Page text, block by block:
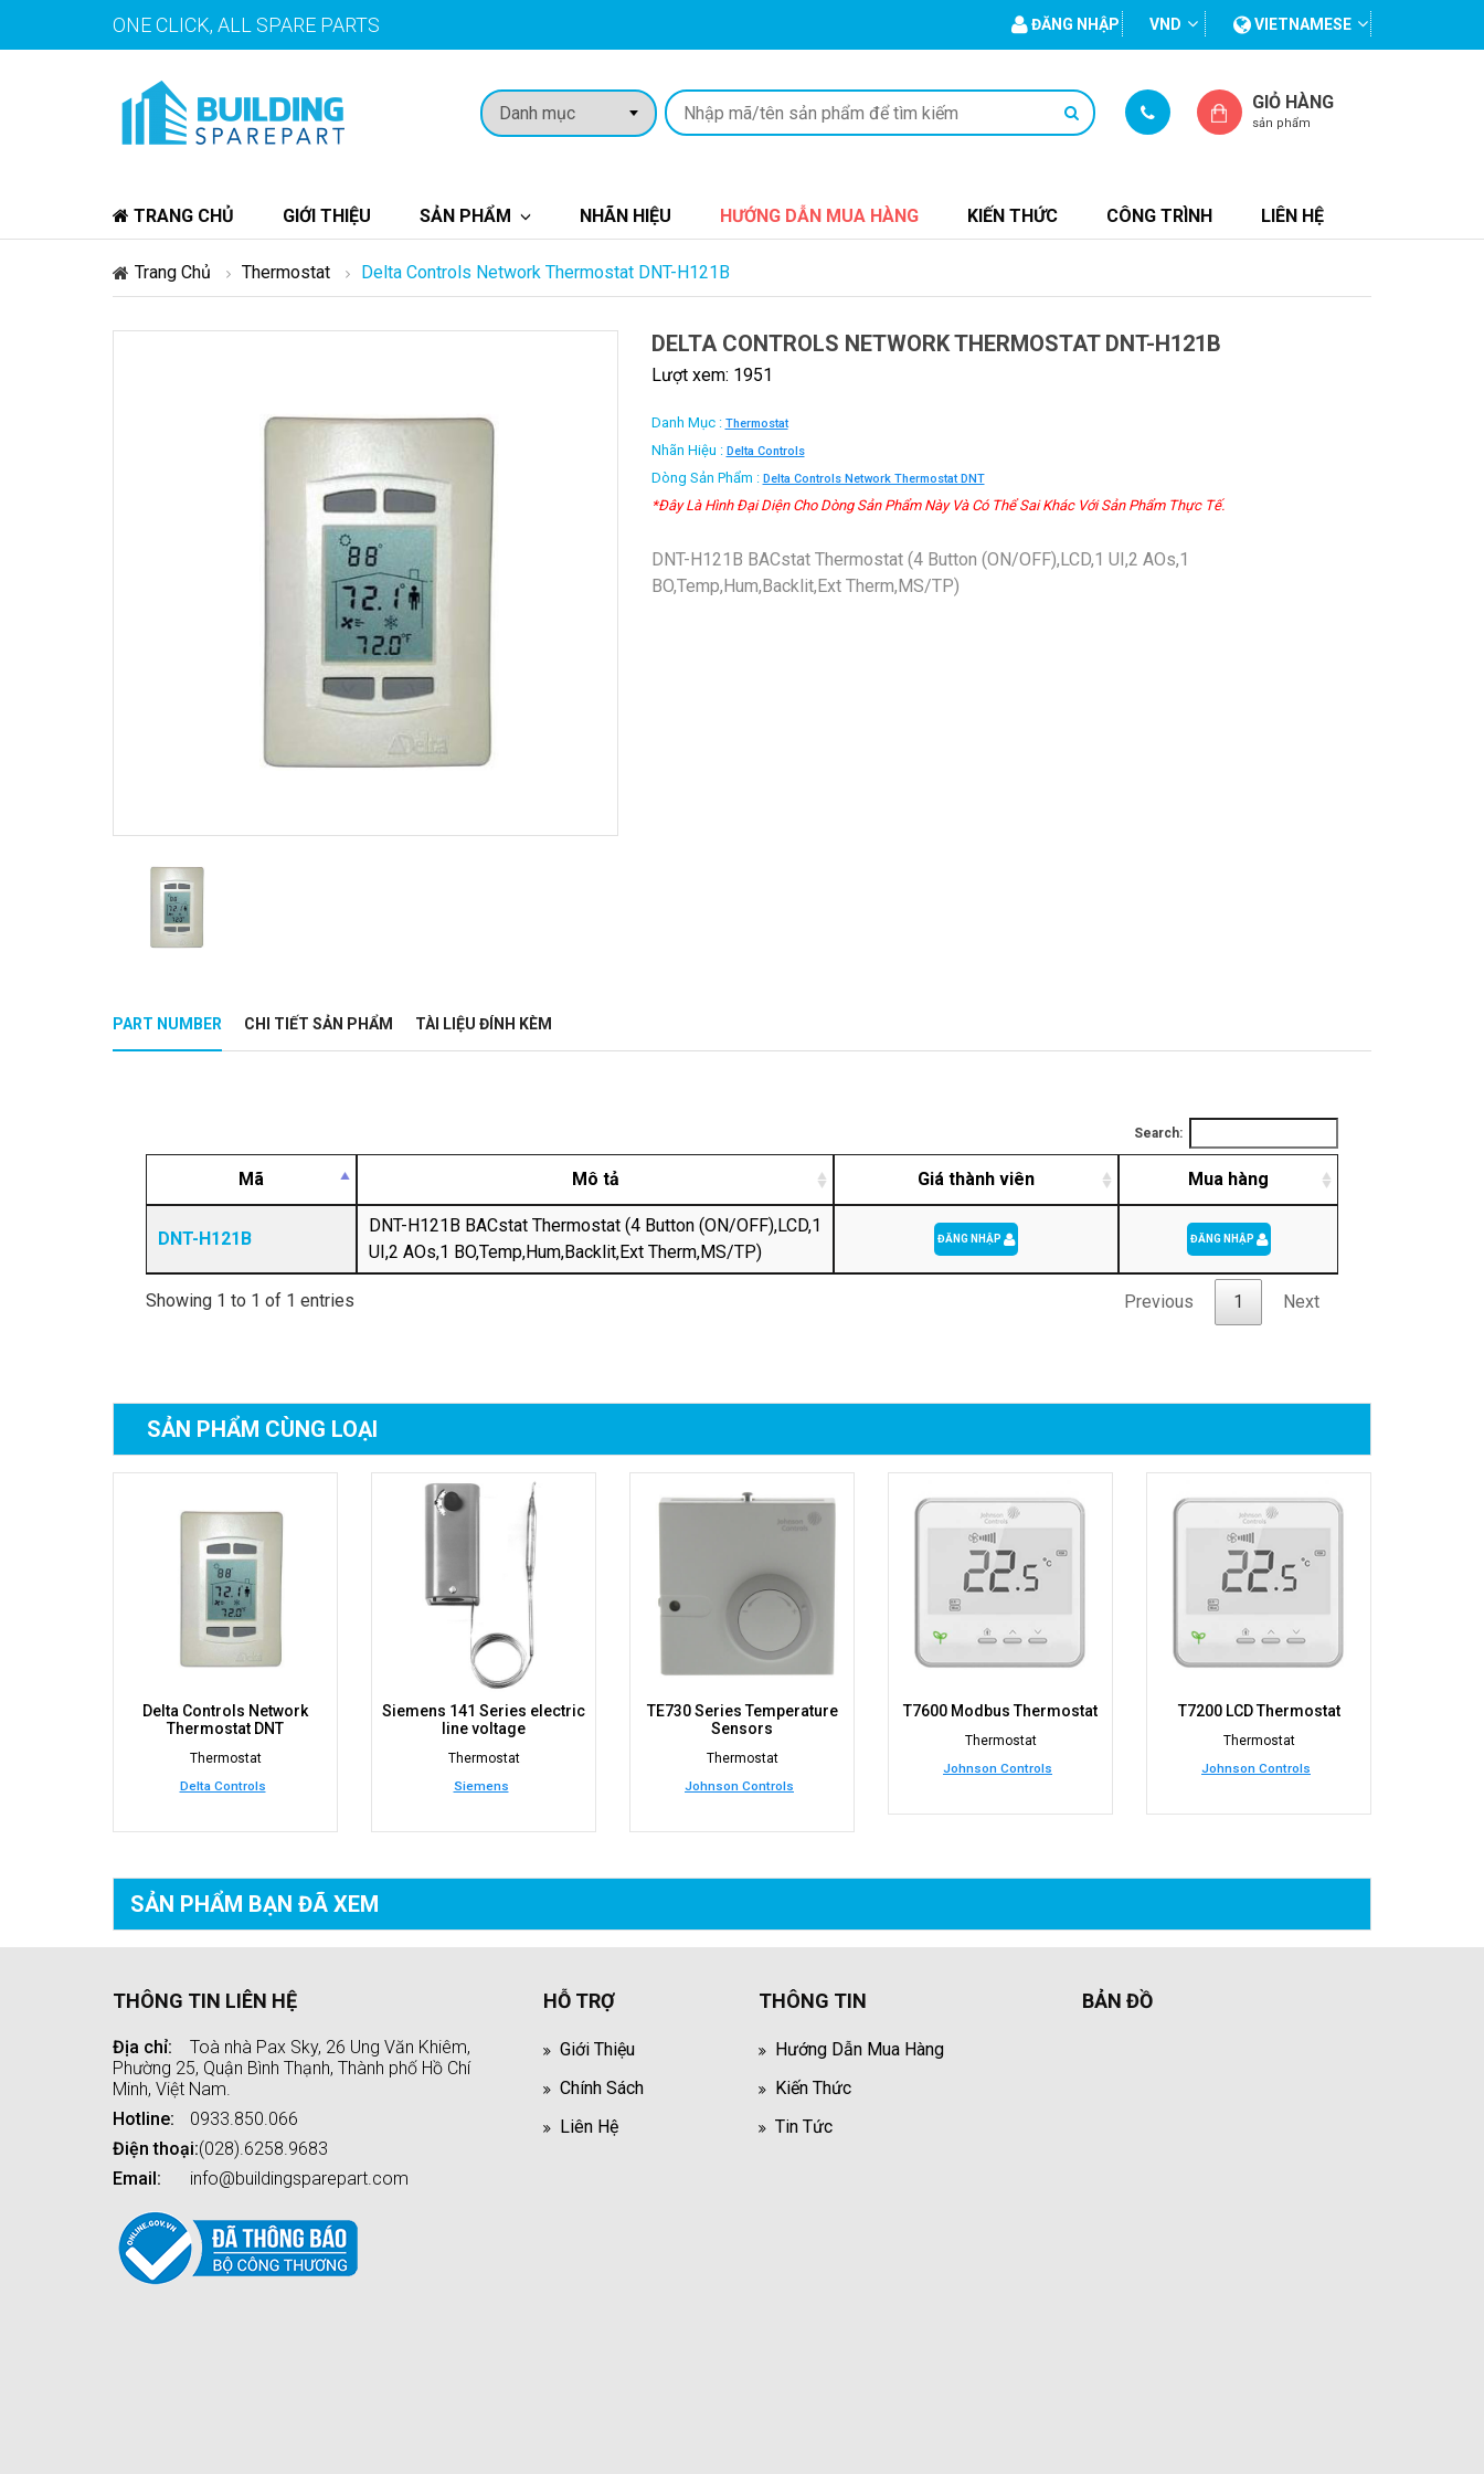
ONE CLICK, ALL SPARE PARTS ĐĂNG NHẬP VND VIETNAMESE
GIỎ HÀNG
sản phẩm
TRANG CHỦ GIỚI THIỆU SẢN PHẨM NHÃN HIỆU HƯỚNG DẪN MUA HÀNG KIẾN THỨC CÔNG TRÌNH LIÊN HỆ
Trang Chủ Thermostat Delta Controls Network Thermostat DNT-H121B
DELTA CONTROLS NETWORK THERMOSTAT DNT-H121B
Lượt xem: 1951
Danh Mục : Thermostat
Nhãn Hiệu : Delta Controls
Dòng Sản Phẩm : Delta Controls Network Thermostat DNT
*Đây Là Hình Đại Diện Cho Dòng Sản Phẩm Này Và Có Thể Sai Khác Với Sản Phẩm Thực Tế.
DNT-H121B BACstat Thermostat (4 Button (ON/OFF),LCD,1 UI,2 AOs,1
BO,Temp,Hum,Backlit,Ext Therm,MS/TP)
PART NUMBER CHI TIẾT SẢN PHẨM TÀI LIỆU ĐÍNH KÈM
Search:
Mã Mô tả Giá thành viên Mua hàng
DNT-H121B
DNT-H121B BACstat Thermostat (4 Button (ON/OFF),LCD,1
UI,2 AOs,1 BO,Temp,Hum,Backlit,Ext Therm,MS/TP)
ĐĂNG NHẬP ĐĂNG NHẬP
Showing 1 to 1 of 1 entries Previous 1 Next
SẢN PHẨM CÙNG LOẠI
Delta Controls Network
Thermostat DNT
Thermostat
Delta Controls
Siemens 141 Series electric
line voltage
Thermostat
Siemens
TE730 Series Temperature
Sensors
Thermostat
Johnson Controls
T7600 Modbus Thermostat
Thermostat
Johnson Controls
T7200 LCD Thermostat
Thermostat
Johnson Controls
SẢN PHẨM BẠN ĐÃ XEM
THÔNG TIN LIÊN HỆ
Địa chỉ:
Toà nhà Pax Sky, 26 Ung Văn Khiêm,
Phường 25, Quận Bình Thạnh, Thành phố Hồ Chí
Minh, Việt Nam.
Hotline:
0933.850.066
Điện thoại:(028).6258.9683
Email:
info@buildingsparepart.com
HỖ TRỢ
Giới Thiệu
Chính Sách
Liên Hệ
THÔNG TIN
Hướng Dẫn Mua Hàng
Kiến Thức
Tin Tức
BẢN ĐỒ